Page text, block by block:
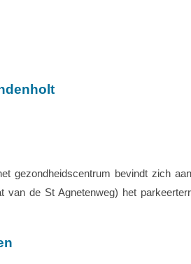
gezondheidscentrum bevindt zich
van de St Agnetenweg) het